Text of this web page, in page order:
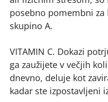
posebno pomembni
skupino A.
VITAMIN C. Dokazi
ga zaužijete v večjih
dnevno, deluje kot
kadar ste izpostavljeni